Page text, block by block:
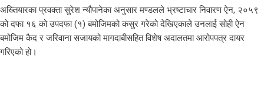
अख्तियारका प्रवक्ता सुरेश न्यौपानेका अनुसार मण्डलले भ्रष्टाचार निवारण ऐन, २०५९
को दफा १६ को उपदफा (१) बमोजिमको कसुर गरेको देखिएकाले उनलाई सोही ऐन
बमोजिम कैद र जरिवाना सजायको मागदाबीसहित विशेष अदालतमा आरोपपत्र दायर
गरिएको हो।